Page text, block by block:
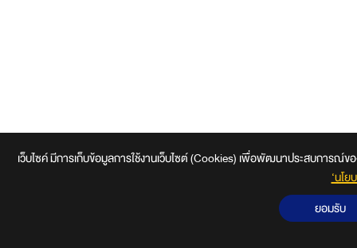
เว็บไซค์ มีการเก็บข้อมูลการใช้งานเว็บไซต์ (Cookies) เพื่อพัฒนาประสบการณ์
‘นโ
ยอมรับ